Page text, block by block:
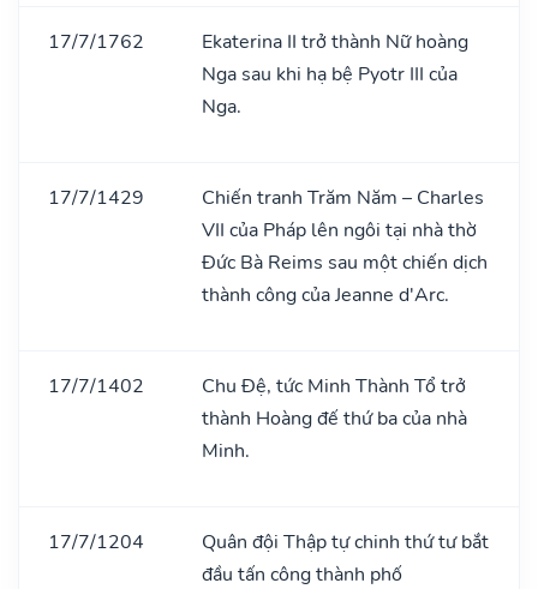
17/7/1762
Ekaterina II trở thành Nữ hoàng
Nga sau khi hạ bệ Pyotr III của
Nga.
17/7/1429
Chiến tranh Trăm Năm – Charles
VII của Pháp lên ngôi tại nhà thờ
Đức Bà Reims sau một chiến dịch
thành công của Jeanne d'Arc.
17/7/1402
Chu Đệ, tức Minh Thành Tổ trở
thành Hoàng đế thứ ba của nhà
Minh.
17/7/1204
Quân đội Thập tự chinh thứ tư bắt
đầu tấn công thành phố